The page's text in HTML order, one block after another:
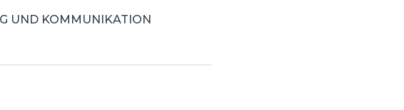
UND KOMMUNIKATION